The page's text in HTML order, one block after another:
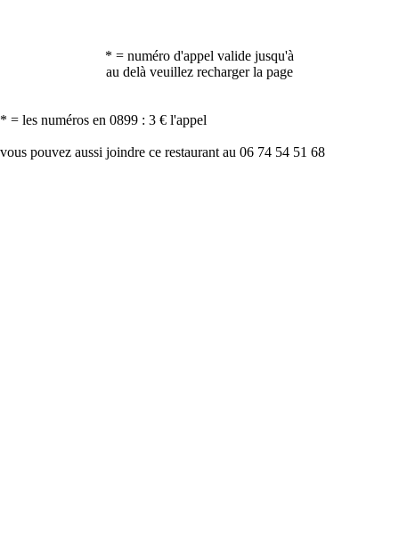
* = numéro d'appel valide jusqu'à
au delà veuillez recharger la page
* = les numéros en 0899 : 3 € l'appel
vous pouvez aussi joindre ce restaurant au 06 74 54 51 68